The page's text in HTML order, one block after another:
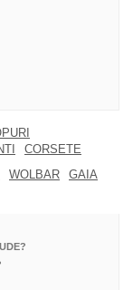
CORSETE
WOLBAR
GAIA